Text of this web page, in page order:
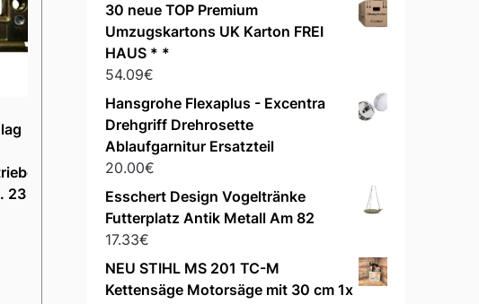
23
30 neue TOP Premium
Umzugskartons UK Karton FREI
HAUS * *
54.09€
Hansgrohe Flexaplus - Excentra
Drehgriff Drehrosette
Ablaufgarnitur Ersatzteil
20.00€
Esschert Design Vogeltränke
Futterplatz Antik Metall Am 82
17.33€
NEU STIHL MS 201 TC-M
Kettensäge Motorsäge mit 30 cm 1x